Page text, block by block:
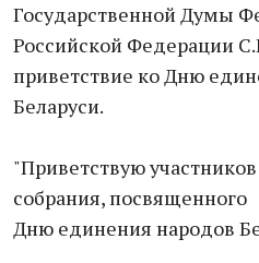
Государственной Думы
Российской Федерации
приветствие ко Дню
Беларуси.
"Приветствую
собрания, посвященного
Дню единения народов